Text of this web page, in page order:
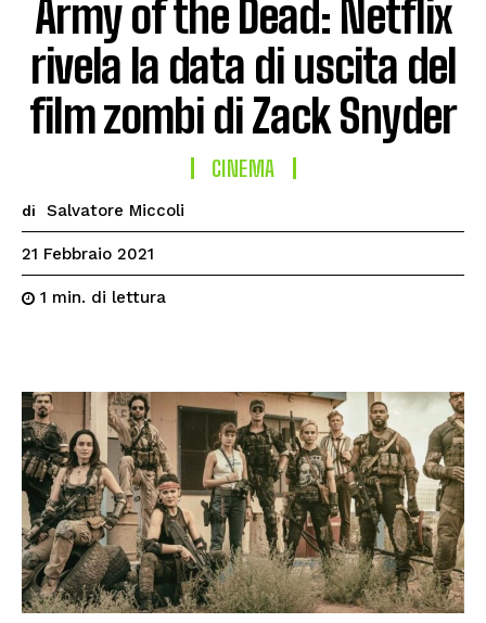
Army of the Dead: Netflix
rivela la data di uscita del
film zombi di Zack Snyder
CINEMA
di Salvatore Miccoli
21 Febbraio 2021
1 min. di lettura